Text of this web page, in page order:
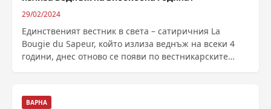
29/02/2024
Единственият вестник в света – сатиричния La
Bougie du Sapeur, който излиза веднъж на всеки 4
години, днес отново се появи по вестникарските
ВАРНА